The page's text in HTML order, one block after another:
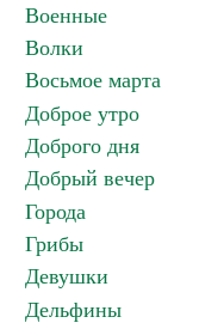
Военные
Волки
Восьмое марта
Доброе утро
Доброго дня
Добрый вечер
Города
Грибы
Девушки
Дельфины